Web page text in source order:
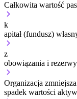
Całkowita wartość
k
apitał (fundusz)
z
obowiązania i
Organizacja zmniejsza
spadek wartości